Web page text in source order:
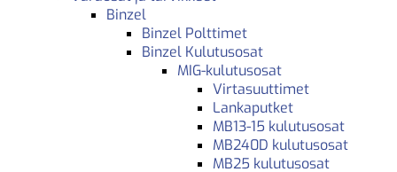
Binzel
Binzel Polttimet
Binzel Kulutusosat
MIG-kulutusosat
Virtasuuttimet
Lankaputket
MB13-15 kulutusosat
MB240D kulutusosat
MB25 kulutusosat